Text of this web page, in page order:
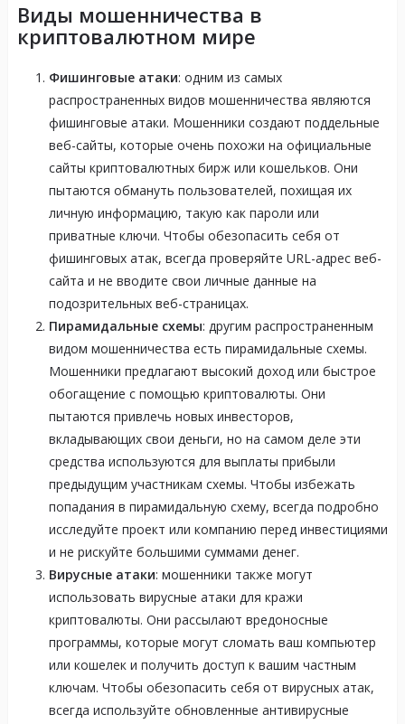
Виды мошенничества в
криптовалютном мире
Фишинговые атаки: одним из самых
распространенных видов мошенничества являются
фишинговые атаки. Мошенники создают поддельные
веб-сайты, которые очень похожи на официальные
сайты криптовалютных бирж или кошельков. Они
пытаются обмануть пользователей, похищая их
личную информацию, такую как пароли или
приватные ключи. Чтобы обезопасить себя от
фишинговых атак, всегда проверяйте URL-адрес веб-
сайта и не вводите свои личные данные на
подозрительных веб-страницах.
Пирамидальные схемы: другим распространенным
видом мошенничества есть пирамидальные схемы.
Мошенники предлагают высокий доход или быстрое
обогащение с помощью криптовалюты. Они
пытаются привлечь новых инвесторов,
вкладывающих свои деньги, но на самом деле эти
средства используются для выплаты прибыли
предыдущим участникам схемы. Чтобы избежать
попадания в пирамидальную схему, всегда подробно
исследуйте проект или компанию перед инвестициями
и не рискуйте большими суммами денег.
Вирусные атаки: мошенники также могут
использовать вирусные атаки для кражи
криптовалюты. Они рассылают вредоносные
программы, которые могут сломать ваш компьютер
или кошелек и получить доступ к вашим частным
ключам. Чтобы обезопасить себя от вирусных атак,
всегда используйте обновленные антивирусные